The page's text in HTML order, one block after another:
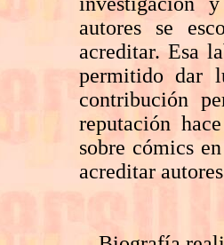
autores se
acreditar. Esa
permitido dar
contribución
reputación
sobre cómics
acreditar